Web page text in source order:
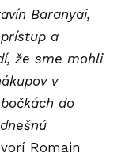
Baranyai,
a
že sme mohli
v
do
Romain